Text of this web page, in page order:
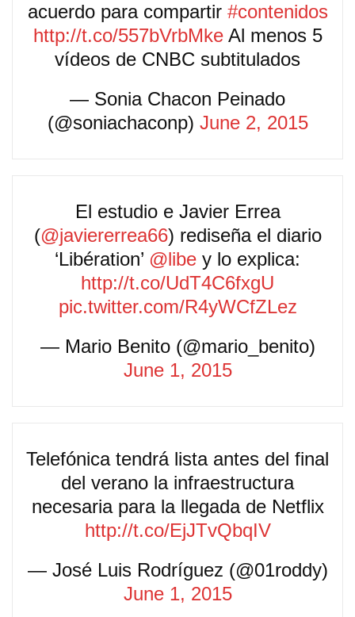
acuerdo para compartir #contenidos
http://t.co/557bVrbMkeAl menos 5
vídeos de CNBC subtitulados
— Sonia Chacon Peinado
(@soniachaconp) June 2, 2015
El estudio e Javier Errea
(@javiererrea66) rediseña el diario
‘Libération’ @libe y lo explica:
http://t.co/UdT4C6fxgU
pic.twitter.com/R4yWCfZLez
— Mario Benito (@mario_benito)
June 1, 2015
Telefónica tendrá lista antes del final
del verano la infraestructura
necesaria para la llegada de Netflix
http://t.co/EjJTvQbqIV
— José Luis Rodríguez (@01roddy)
June 1, 2015